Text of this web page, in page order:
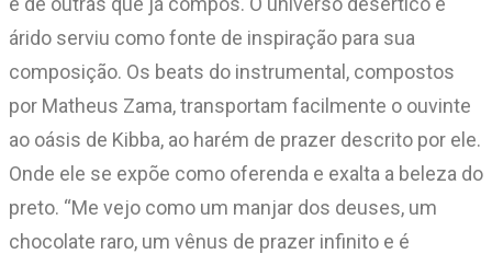
árido serviu como fonte de inspiração para sua
composição. Os beats do instrumental, compostos
por Matheus Zama, transportam facilmente o ouvinte
ao oásis de Kibba, ao harém de prazer descrito por ele.
Onde ele se expõe como oferenda e exalta a beleza do
preto. “Me vejo como um manjar dos deuses, um
chocolate raro, um vênus de prazer infinito e é